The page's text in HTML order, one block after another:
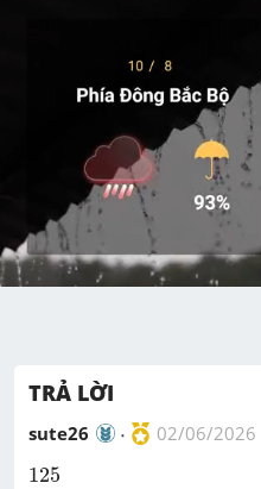
TRẢ LỜI
sute26 02/06/2026
125
125